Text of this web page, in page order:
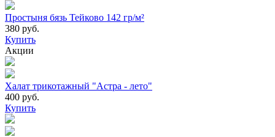
Простыня бязь Тейково 142 гр/м²
380 руб.
Купить
Акции
Халат трикотажный "Астра - лето"
400 руб.
Купить